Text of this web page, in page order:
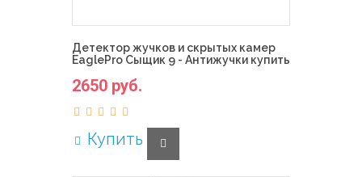
Детектор жучков и скрытых камер
EaglePro Сыщик 9 - Антижучки купить
2650 руб.
Купить